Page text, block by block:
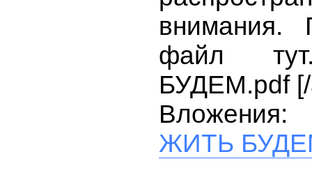
внимания.
файл
БУДЕМ.pdf
Вложения:
ЖИТЬ